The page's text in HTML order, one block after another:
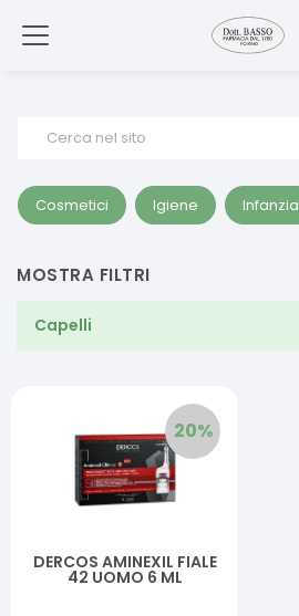
Cerca nel sito
Cosmetici Igiene Infanzia
MOSTRA FILTRI
Capelli
20%
DERCOS AMINEXIL FIALE
42 UOMO 6 ML